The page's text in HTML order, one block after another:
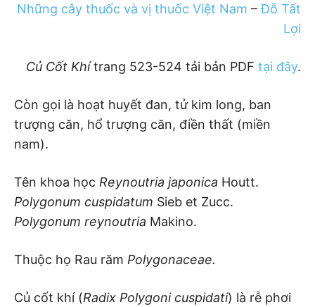
Những cây thuốc và vị thuốc Việt Nam –Đỗ Tất
Lợi
Củ Cốt Khítrang 523-524 tải bản PDF tại đây.
Còn gọi là hoạt huyết đan, tử kim long, ban
trượng căn, hổ trượng căn, điền thất (miền
nam).
Tên khoa học Reynoutria japonica Houtt.
Polygonum cuspidatum Sieb et Zucc.
Polygonum reynoutria Makino.
Thuộc họ Rau răm Polygonaceae.
Củ cốt khí (Radix Polygoni cuspidati) là rễ phơi